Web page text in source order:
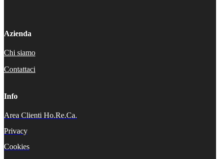
Azienda
Chi siamo
Contattaci
Info
Area Clienti Ho.Re.Ca.
Privacy
Cookies